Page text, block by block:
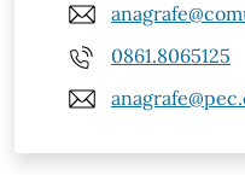
0861.8065125